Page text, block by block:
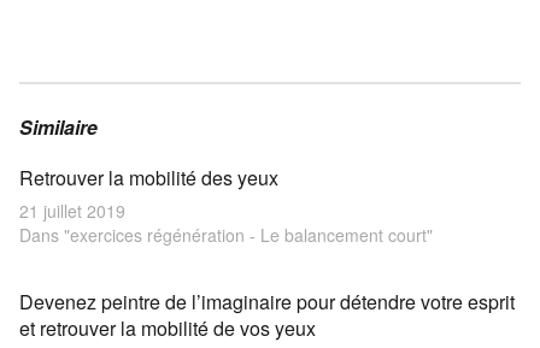
Similaire
Retrouver la mobilité des yeux
21 juillet 2019
Dans "exercices régénération - Le balancement court"
Devenez peintre de l’imaginaire pour détendre votre esprit
et retrouver la mobilité de vos yeux